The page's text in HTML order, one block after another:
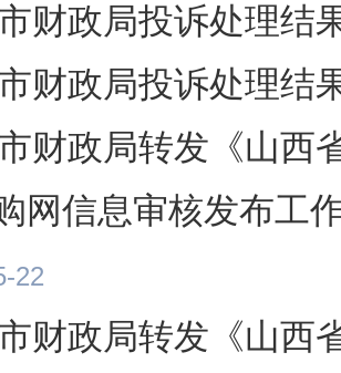
财政局投诉处理结
财政局投诉处理结
财政局转发《山西
网信息审核发布工
22
财政局转发《山西